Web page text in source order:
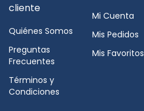
cliente
Quiénes Somos
Preguntas
Frecuentes
Términos y
Condiciones
Mi Cuenta
Mis Pedidos
Mis Favoritos